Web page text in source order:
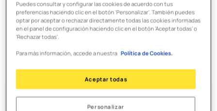
¿Cómo desbloqueo mi tarjeta?
Lo más consultado
No puedo entrar en mi aplicación. ¿Cómo
recupero mi clave?
Puedes consultar y configurar las cookies de acuerdo con tus
preferencias haciendo clic en el botón 'Personalizar'. También puedes
optar por aceptar o rechazar directamente todas las cookies informadas
en el panel de configuración haciendo clic en el botón 'Aceptar todas' o
'Rechazar todas'.
Para más información, accede a nuestra Política de Cookies.
Personalizar
Aceptar todas